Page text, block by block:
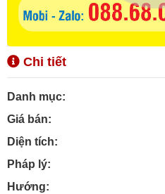
Chi tiết
Danh mục:
Giá bán:
Diện tích:
Pháp lý:
Hướng: